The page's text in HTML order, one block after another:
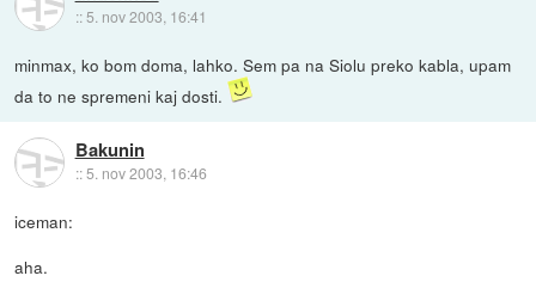
:: 5. nov 2003, 16:41
minmax, ko bom doma, lahko. Sem pa na Siolu preko kabla, upam
da to ne spremeni kaj dosti.
Bakunin
::5. nov 2003, 16:46
iceman:
aha.